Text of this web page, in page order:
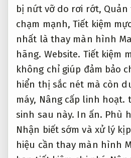
bị nứt vỡ do rơi rớt,
chạm mạnh,Tiết kiệm
nhất là thay màn hình
hãng. Website. Tiết kiệm
không chỉ giúp đảm bảo
hiển thị sắc nét mà còn
máy, Nâng cấp linh hoạt.
sinh sau này. In ấn. Phù
Nhận biết sớm và xử lý
hiệu cần thay màn hình